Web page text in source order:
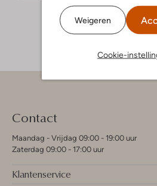
Weigeren
Cookie-
Contact
Maandag - Vrijdag 09:00 - 19:00 uur
Zaterdag 09:00 - 17:00 uur
Klantenservice